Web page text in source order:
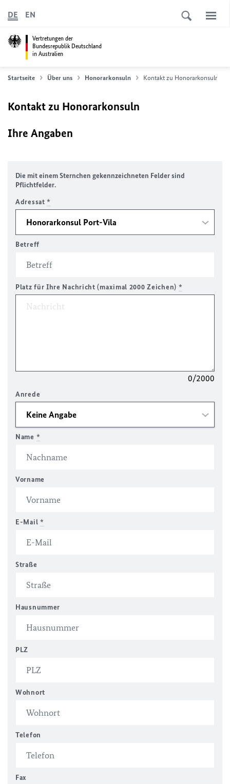
Vertretungen der
Bundesrepublik Deutschland
in Australien
DE EN
Startseite Über uns Honorarkonsuln Kontakt zu Honorarkonsuln
Kontakt zu Honorarkonsuln
Ihre Angaben
Die mit einem Sternchen gekennzeichneten Felder sind
Pflichtfelder.
Adressat*
Betreff
Platz für Ihre Nachricht (maximal 2000 Zeichen) *
0/2000
Anrede
Name *
Vorname
E-Mail *
Straße
Hausnummer
PLZ
Wohnort
Telefon
Fax